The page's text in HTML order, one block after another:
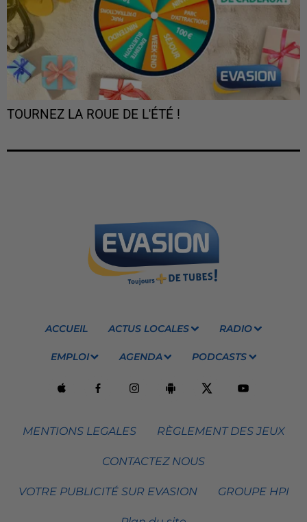
TOURNEZ LA ROUE DE L'ÉTÉ !
ACCUEIL ACTUS LOCALES RADIO
EMPLOI AGENDA PODCASTS
MENTIONS LEGALES RÈGLEMENT DES JEUX
CONTACTEZ NOUS
VOTRE PUBLICITÉ SUR EVASION GROUPE HPI